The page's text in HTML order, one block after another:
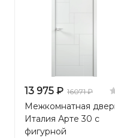
13 975 ₽ 16071 ₽
Межкомнатная
Италия Арте 30 с
фигурной